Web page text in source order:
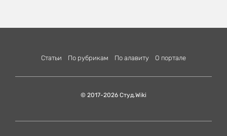
Статьи По рубрикам По алавиту О портале
© 2017-2026 Студ.Wiki